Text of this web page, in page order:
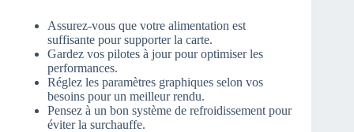
Assurez-vous que votre alimentation est
suffisante pour supporter la carte.
Gardez vos pilotes à jour pour optimiser les
performances.
Réglez les paramètres graphiques selon vos
besoins pour un meilleur rendu.
Pensez à un bon système de refroidissement pour
éviter la surchauffe.